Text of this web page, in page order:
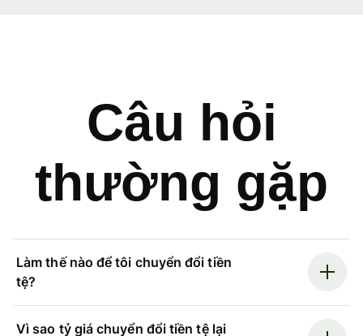
Câu hỏi
thường gặp
Làm thế nào để tôi chuyển đổi tiền
tệ?
Vì sao tỷ giá chuyển đổi tiền tệ lại